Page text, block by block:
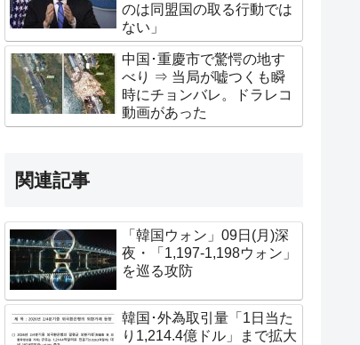
のは同盟国の取る行動では
ない」
中国･重慶市で驚愕の地す
べり ⇒ 当局が嘘つくも瞬
時にチョンバレ。ドラレコ
動画があった
関連記事
「韓国ウォン」09日(月)深
夜・「1,197-1,198ウォン」
を巡る攻防
韓国･外為取引量「1日当た
り1,214.4億ドル」まで拡大